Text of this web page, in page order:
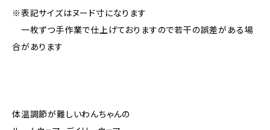
※表記サイズはヌード寸になります
一枚ずつ手作業で仕上げておりますので若干の誤差がある場
合があります
体温調節が難しいわんちゃんの